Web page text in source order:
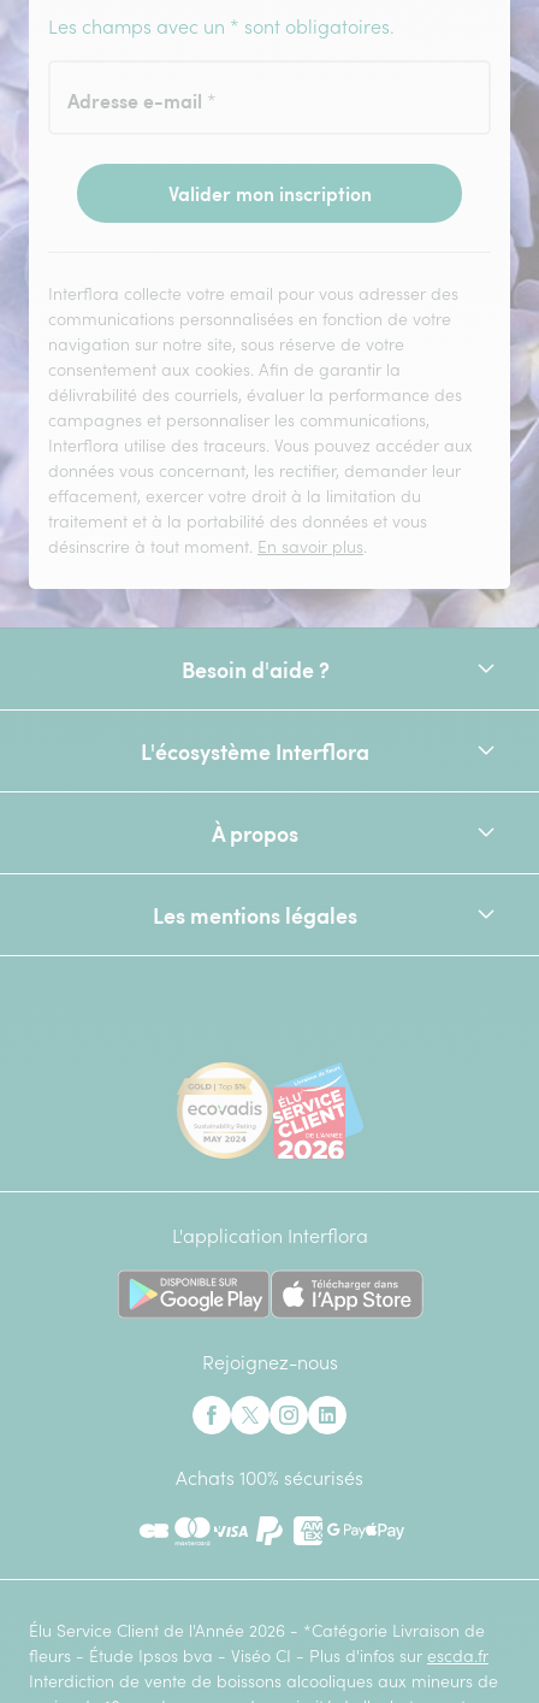
Les champs avec un * sont obligatoires.
Adresse e-mail *
Valider mon inscription
Interflora collecte votre email pour vous adresser des
communications personnalisées en fonction de votre
navigation sur notre site, sous réserve de votre
consentement aux cookies. Afin de garantir la
délivrabilité des courriels, évaluer la performance des
campagnes et personnaliser les communications,
Interflora utilise des traceurs. Vous pouvez accéder aux
données vous concernant, les rectifier, demander leur
effacement, exercer votre droit à la limitation du
traitement et à la portabilité des données et vous
désinscrire à tout moment. En savoir plus.
Besoin d'aide ?
L'écosystème Interflora
À propos
Les mentions légales
[Ecovadis Gold Badge - Top 5%
L'application Interflora
Rejoignez-nous
Achats 100% sécurisés
CB Mastercard PaypalAmerican Express
Google Pay
Apple Pay
Élu Service Client de l'Année 2026 - *Catégorie Livraison de
fleurs - Étude Ipsos bva - Viséo CI - Plus d'infos sur escda.fr
Interdiction de vente de boissons alcooliques aux mineurs de